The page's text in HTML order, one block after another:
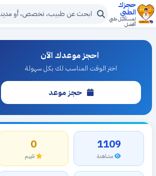
حجزك
الطبي
لمستقبل طبي
أفضل
احجز موعدك الآن
اختر الوقت المناسب لك بكل سهولة
حجز موعد
1109
مشاهدة
0
تقييم